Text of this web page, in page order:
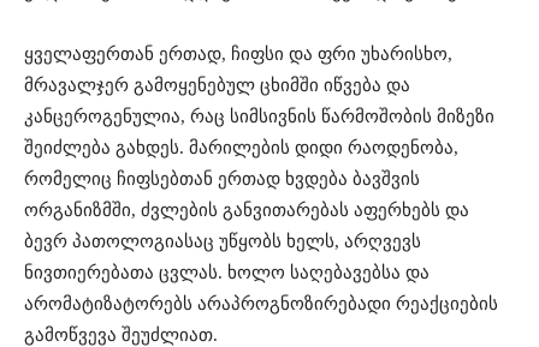
ყველაფერთან ერთად, ჩიფსი და ფრი უხარისხო,
მრავალჯერ გამოყენებულ ცხიმში იწვება და
კანცეროგენულია, რაც სიმსივნის წარმოშობის მიზეზი
შეიძლება გახდეს. მარილების დიდი რაოდენობა,
რომელიც ჩიფსებთან ერთად ხვდება ბავშვის
ორგანიზმში, ძვლების განვითარებას აფერხებს და
ბევრ პათოლოგიასაც უწყობს ხელს, არღვევს
ნივთიერებათა ცვლას. ხოლო საღებავებსა და
არომატიზატორებს არაპროგნოზირებადი რეაქციების
გამოწვევა შეუძლიათ.